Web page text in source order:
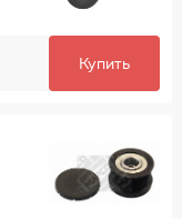
Купить